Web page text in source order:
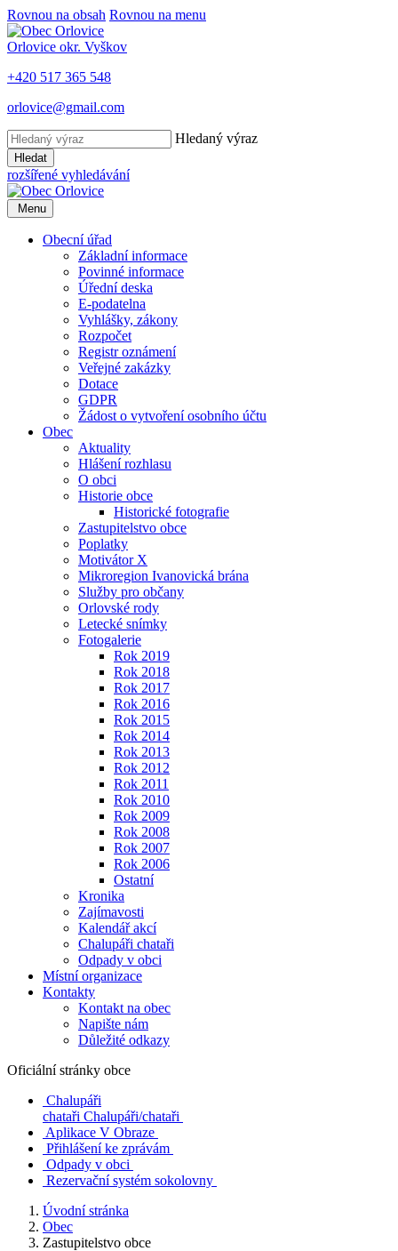
Rovnou na obsah Rovnou na menu
Orlovice okr. Vyškov
+420 517 365 548
orlovice@gmail.com
Hledaný výraz
Hledat
rozšířené vyhledávání
Menu
Obecní úřad
Základní informace
Povinné informace
Úřední deska
E-podatelna
Vyhlášky, zákony
Rozpočet
Registr oznámení
Veřejné zakázky
Dotace
GDPR
Žádost o vytvoření osobního účtu
Obec
Aktuality
Hlášení rozhlasu
O obci
Historie obce
Historické fotografie
Zastupitelstvo obce
Poplatky
Motivátor X
Mikroregion Ivanovická brána
Služby pro občany
Orlovské rody
Letecké snímky
Fotogalerie
Rok 2019
Rok 2018
Rok 2017
Rok 2016
Rok 2015
Rok 2014
Rok 2013
Rok 2012
Rok 2011
Rok 2010
Rok 2009
Rok 2008
Rok 2007
Rok 2006
Ostatní
Kronika
Zajímavosti
Kalendář akcí
Chalupáři chataři
Odpady v obci
Místní organizace
Kontakty
Kontakt na obec
Napište nám
Důležité odkazy
Oficiální stránky obce
Chalupáři
chataři Chalupáři/chataři
Aplikace V Obraze
Přihlášení ke zprávám
Odpady v obci
Rezervační systém sokolovny
Úvodní stránka
Obec
Zastupitelstvo obce